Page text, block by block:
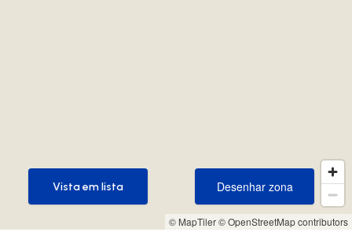
© MapTiler© OpenStreetMap contributors
Desenhar zona
Desenhar zona
Vista em lista
Vista em lista